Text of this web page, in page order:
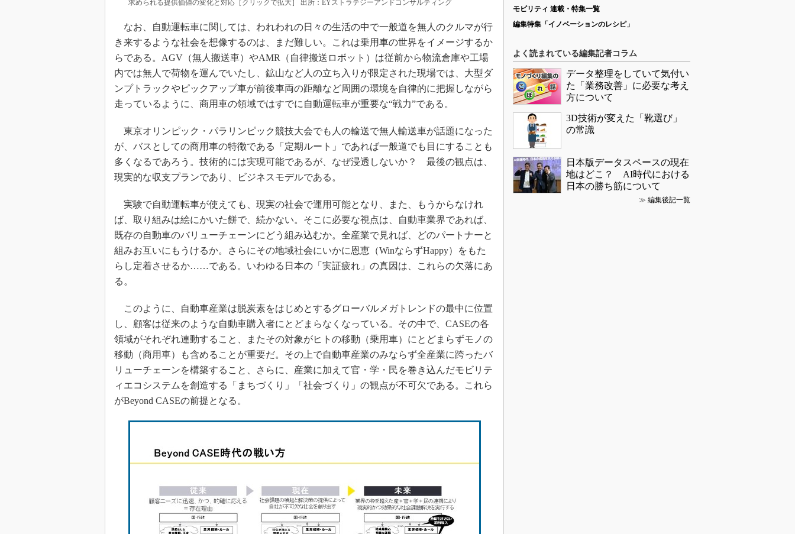
求められる提供価値の変化と対応［クリックで拡大］ 出所：EYストラテジーアンドコンサルティング
なお、自動運転車に関しては、われわれの日々の生活の中で一般道を無人のクルマが行
き来するような社会を想像するのは、まだ難しい。これは乗用車の世界をイメージするか
らである。AGV（無人搬送車）やAMR（自律搬送ロボット）は従前から物流倉庫や工場
内では無人で荷物を運んでいたし、鉱山など人の立ち入りが限定された現場では、大型ダ
ンプトラックやピックアップ車が前後車両の距離など周囲の環境を自律的に把握しながら
走っているように、商用車の領域ではすでに自動運転車が重要な“戦力”である。
東京オリンピック・パラリンピック競技大会でも人の輸送で無人輸送車が話題になった
が、バスとしての商用車の特徴である「定期ルート」であれば一般道でも目にすることも
多くなるであろう。技術的には実現可能であるが、なぜ浸透しないか？ 最後の観点は、
現実的な収支プランであり、ビジネスモデルである。
実験で自動運転車が使えても、現実の社会で運用可能となり、また、もうからなけれ
ば、取り組みは絵にかいた餅で、続かない。そこに必要な視点は、自動車業界であれば、
既存の自動車のバリューチェーンにどう組み込むか。全産業で見れば、どのパートナーと
組みお互いにもうけるか。さらにその地域社会にいかに恩恵（WinならずHappy）をもた
らし定着させるか……である。いわゆる日本の「実証疲れ」の真因は、これらの欠落にあ
る。
このように、自動車産業は脱炭素をはじめとするグローバルメガトレンドの最中に位置
し、顧客は従来のような自動車購入者にとどまらなくなっている。その中で、CASEの各
領域がそれぞれ連動すること、またその対象がヒトの移動（乗用車）にとどまらずモノの
移動（商用車）も含めることが重要だ。その上で自動車産業のみならず全産業に跨ったバ
リューチェーンを構築すること、さらに、産業に加えて官・学・民を巻き込んだモビリテ
ィエコシステムを創造する「まちづくり」「社会づくり」の観点が不可欠である。これら
がBeyond CASEの前提となる。
モビリティ 連載・特集一覧
編集特集「イノベーションのレシピ」
よく読まれている編集記者コラム
データ整理をしていて気付い
た「業務改善」に必要な考え
方について
3D技術が変えた「靴選び」
の常識
日本版データスペースの現在
地はどこ？ AI時代における
日本の勝ち筋について
≫ 編集後記一覧